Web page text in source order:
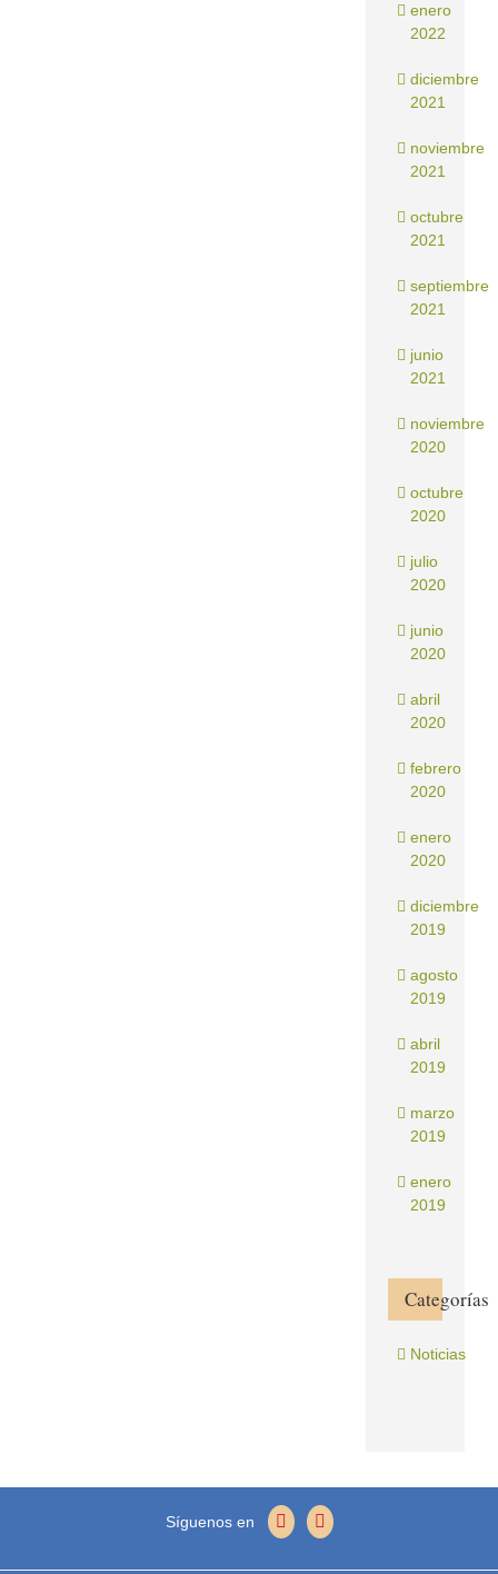
enero
2022
diciembre
2021
noviembre
2021
octubre
2021
septiembre
2021
junio
2021
noviembre
2020
octubre
2020
julio
2020
junio
2020
abril
2020
febrero
2020
enero
2020
diciembre
2019
agosto
2019
abril
2019
marzo
2019
enero
2019
Categorías
Noticias
Síguenos en